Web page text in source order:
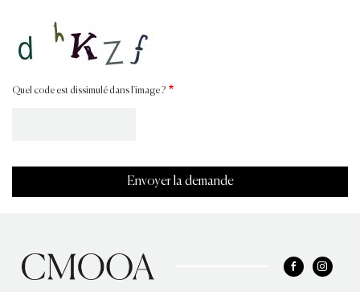
Quel code est dissimulé dans l'image ?